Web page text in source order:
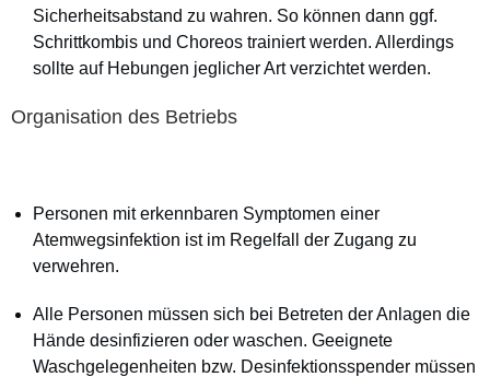
Sicherheitsabstand zu wahren. So können dann ggf.
Schrittkombis und Choreos trainiert werden. Allerdings
sollte auf Hebungen jeglicher Art verzichtet werden.
Organisation des Betriebs
Personen mit erkennbaren Symptomen einer
Atemwegsinfektion ist im Regelfall der Zugang zu
verwehren.
Alle Personen müssen sich bei Betreten der Anlagen die
Hände desinfizieren oder waschen. Geeignete
Waschgelegenheiten bzw. Desinfektionsspender müssen